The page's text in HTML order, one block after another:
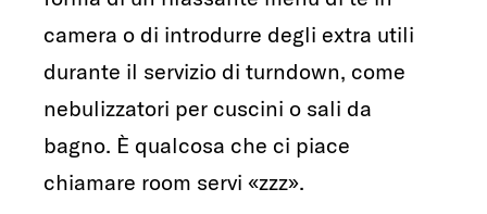
camera o di introdurre degli extra utili
durante il servizio di turndown, come
nebulizzatori per cuscini o sali da
bagno. È qualcosa che ci piace
chiamare room servi «zzz».